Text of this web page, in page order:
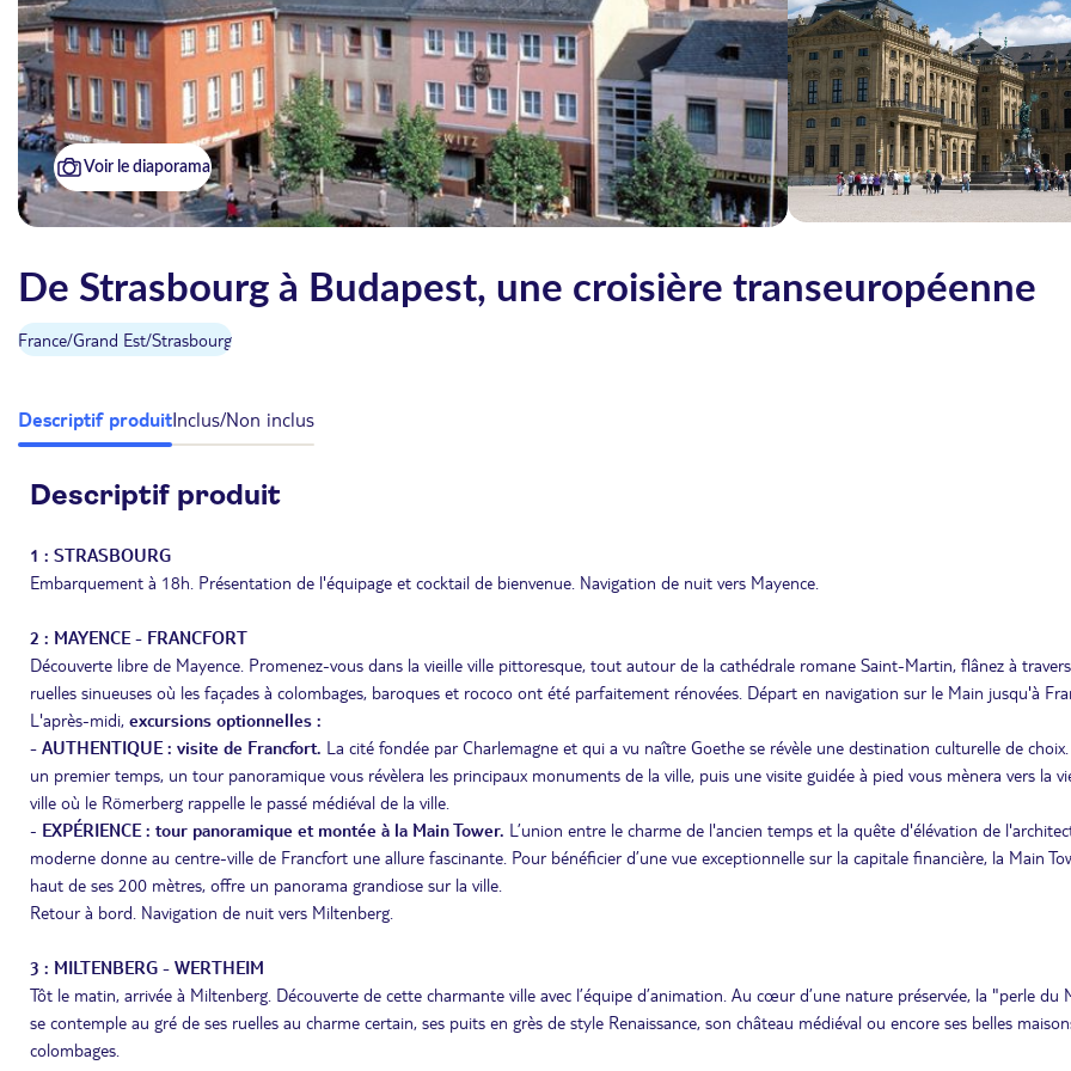
Voir le diaporama
De Strasbourg à Budapest, une croisière transeuropéenne
France/Grand Est/Strasbourg
Descriptif produitInclus/Non inclus
Descriptif produit
1 : STRASBOURG
Embarquement à 18h. Présentation de l'équipage et cocktail de bienvenue. Navigation de nuit vers Mayence.
2 : MAYENCE - FRANCFORT
Découverte libre de Mayence. Promenez-vous dans la vieille ville pittoresque, tout autour de la cathédrale romane Saint-Martin, flânez à
ruelles sinueuses où les façades à colombages, baroques et rococo ont été parfaitement rénovées. Départ en navigation sur le Main jusqu'à
L'après-midi, excursions optionnelles :
- AUTHENTIQUE : visite de Francfort. La cité fondée par Charlemagne et qui a vu naître Goethe se révèle une destination culturelle de
un premier temps, un tour panoramique vous révèlera les principaux monuments de la ville, puis une visite guidée à pied vous mènera vers la
ville où le Römerberg rappelle le passé médiéval de la ville.
- EXPÉRIENCE : tour panoramique et montée à la Main Tower. L’union entre le charme de l'ancien temps et la quête d'élévation de
moderne donne au centre-ville de Francfort une allure fascinante. Pour bénéficier d’une vue exceptionnelle sur la capitale financière, la Main
haut de ses 200 mètres, offre un panorama grandiose sur la ville.
Retour à bord. Navigation de nuit vers Miltenberg.
3 : MILTENBERG - WERTHEIM
Tôt le matin, arrivée à Miltenberg. Découverte de cette charmante ville avec l’équipe d’animation. Au cœur d’une nature préservée, la "perle du
se contemple au gré de ses ruelles au charme certain, ses puits en grès de style Renaissance, son château médiéval ou encore ses belles
colombages.